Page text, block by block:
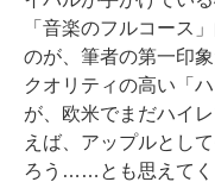
「音楽のフルコース
のが、筆者の第一印
クオリティの高い「
が、欧米でまだハイ
えば、アップルとし
ろう……とも思えてく